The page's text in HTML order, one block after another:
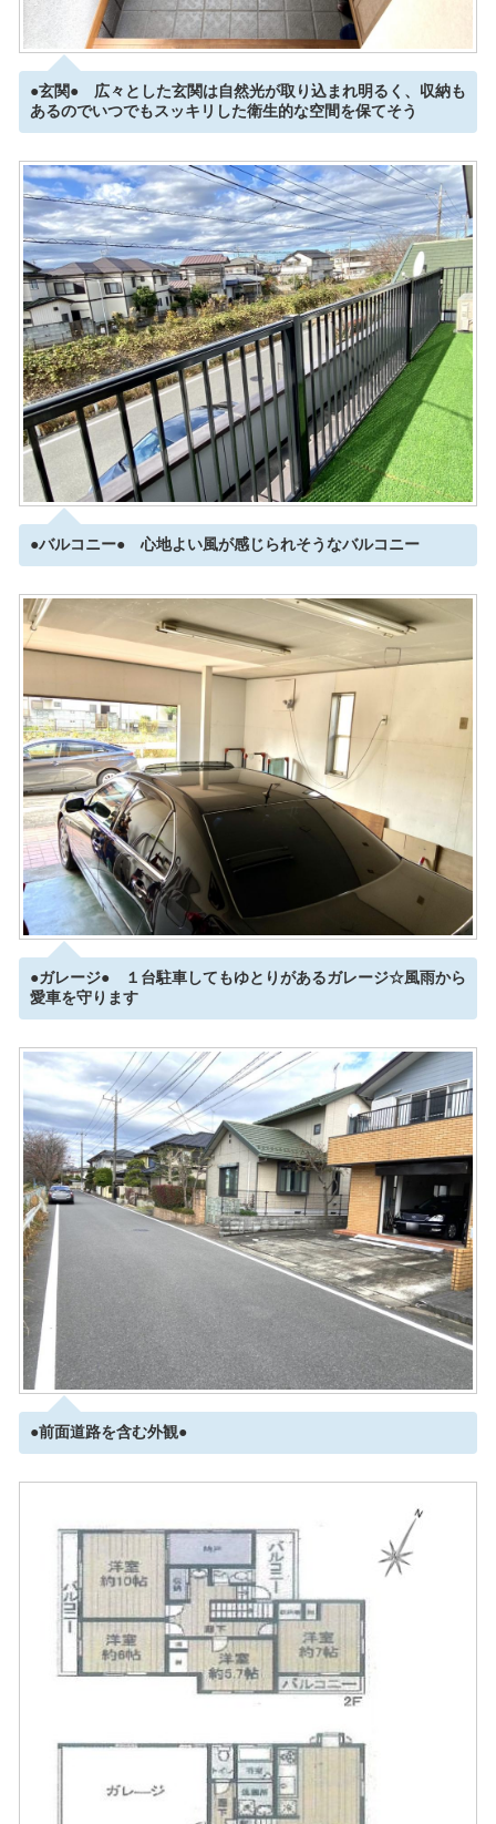
●玄関● 広々とした玄関は自然光が取り込まれ明るく、収納も
あるのでいつでもスッキリした衛生的な空間を保てそう
●バルコニー● 心地よい風が感じられそうなバルコニー
●ガレージ● １台駐車してもゆとりがあるガレージ☆風雨から
愛車を守ります
●前面道路を含む外観●